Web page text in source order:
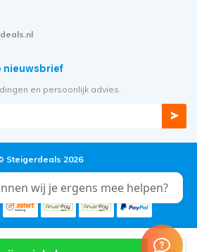
nieuwsbrief
en persoonlijk advies.
Steigerdeals 2026
wij je ergens mee helpen?